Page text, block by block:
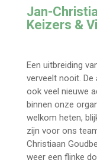
Jan-
Keizers &
Een uitbreiding
verveelt nooit. De
ook veel nieuwe
binnen onze
welkom heten,
zijn voor ons
Christiaan
weer een flinke